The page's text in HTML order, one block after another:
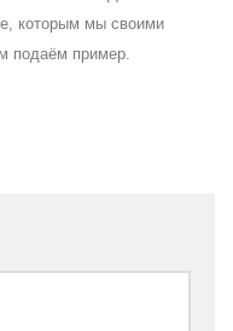
которым мы своими
подаём пример.